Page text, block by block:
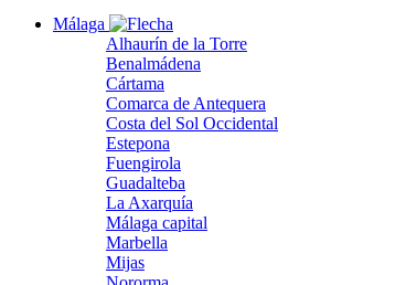
Málaga
Alhaurín de la Torre
Benalmádena
Cártama
Comarca de Antequera
Costa del Sol Occidental
Estepona
Fuengirola
Guadalteba
La Axarquía
Málaga capital
Marbella
Mijas